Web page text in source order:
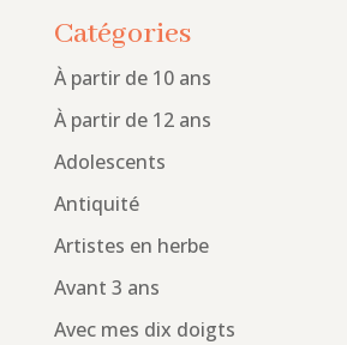
Catégories
À partir de 10 ans
À partir de 12 ans
Adolescents
Antiquité
Artistes en herbe
Avant 3 ans
Avec mes dix doigts